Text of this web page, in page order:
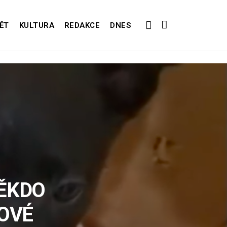
KULTURA REDAKCE DNES